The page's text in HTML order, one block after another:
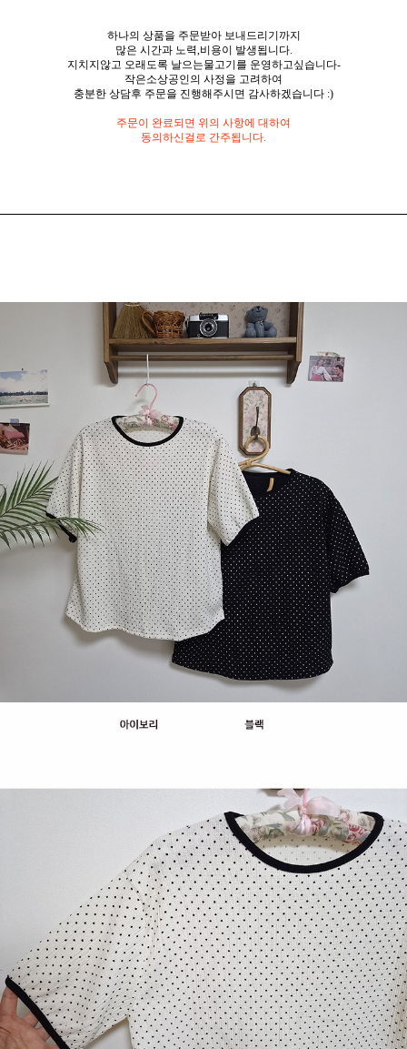
하나의 상품을 주문받아 보내드리기까지
많은 시간과 노력,비용이 발생됩니다.
지치지않고 오래도록 날으는물고기를 운영하고싶습니다-
작은소상공인의 사정을 고려하여
충분한 상담후 주문을 진행해주시면 감사하겠습니다 :)
주문이 완료되면 위의 사항에 대하여
동의하신걸로 간주됩니다.